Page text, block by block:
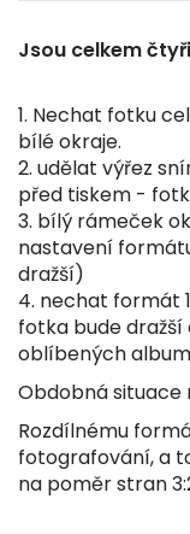
Jsou celkem
1. Nechat fotku
bílé okraje.
2. udělat výřez
před tiskem -
3. bílý rámeček
nastavení
dražší)
4. nechat formát
fotka bude dražší
oblíbených
Obdobná situace
Rozdílnému
fotografování, a
na poměr stran